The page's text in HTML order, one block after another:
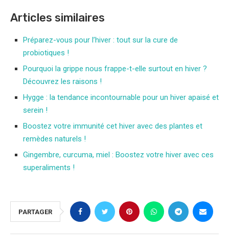
Articles similaires
Préparez-vous pour l’hiver : tout sur la cure de
probiotiques !
Pourquoi la grippe nous frappe-t-elle surtout en hiver ?
Découvrez les raisons !
Hygge : la tendance incontournable pour un hiver apaisé et
serein !
Boostez votre immunité cet hiver avec des plantes et
remèdes naturels !
Gingembre, curcuma, miel : Boostez votre hiver avec ces
superaliments !
PARTAGER